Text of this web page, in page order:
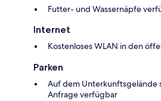
Futter- und Wassernäpfe
Internet
Kostenloses WLAN in den
Parken
Auf dem Unterkunftsgelände
Anfrage verfügbar